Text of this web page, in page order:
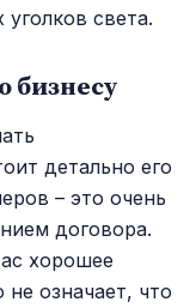
света.
бизнесу
детально его
– это очень
договора.
хорошее
означает, что